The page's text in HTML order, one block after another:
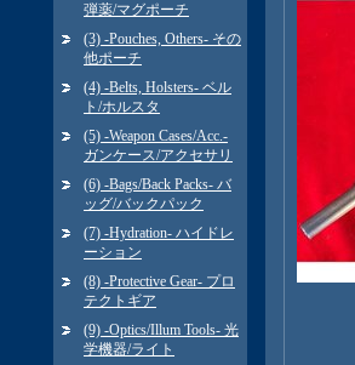
弾薬/マグポーチ
(3) -Pouches, Others- その
他ポーチ
(4) -Belts, Holsters- ベル
ト/ホルスタ
(5) -Weapon Cases/Acc.-
ガンケース/アクセサリ
(6) -Bags/Back Packs- バ
ッグ/バックパック
(7) -Hydration- ハイドレ
ーション
(8) -Protective Gear- プロ
テクトギア
(9) -Optics/Illum Tools- 光
学機器/ライト